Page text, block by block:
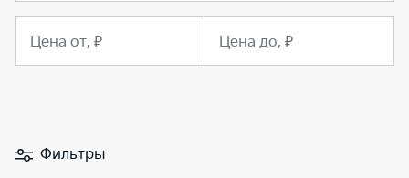
Цена от, ₽ Цена до, ₽
Фильтры